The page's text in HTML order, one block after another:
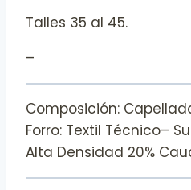
Talles 35 al 45.
–
Composición:
Forro: Textil Técnico–
Alta Densidad 20%